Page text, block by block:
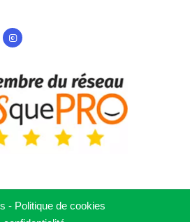
- Politique de cookies